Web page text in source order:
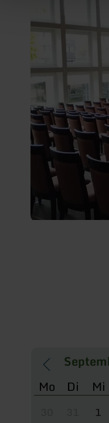
Mo Di Mi
1